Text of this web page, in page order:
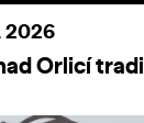
2026
Orlicí